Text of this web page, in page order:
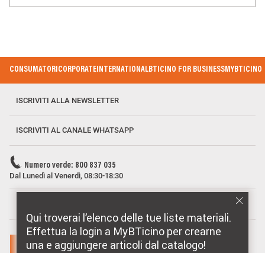
Qui troverai l’elenco delle tue liste materiali.
Effettua la login a MyBTicino per crearne
una e aggiungere articoli dal catalogo!
Footer Menu
CONSUMATORICORPORATEINTERNATIONALBTICINO FOR BUSINESSMYBTICINO
ISCRIVITI ALLA NEWSLETTER
ISCRIVITI AL CANALE WHATSAPP
Numero verde: 800 837 035
Dal Lunedì al Venerdì, 08:30-18:30